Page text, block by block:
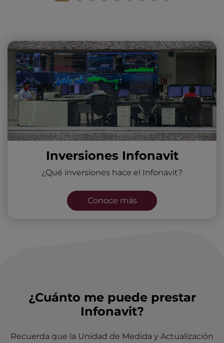
Inversiones Infonavit
¿Qué inversiones hace el Infonavit?
Conoce más
¿Cuánto me puede prestar
Infonavit?
Recuerda que la Unidad de Medida y Actualización